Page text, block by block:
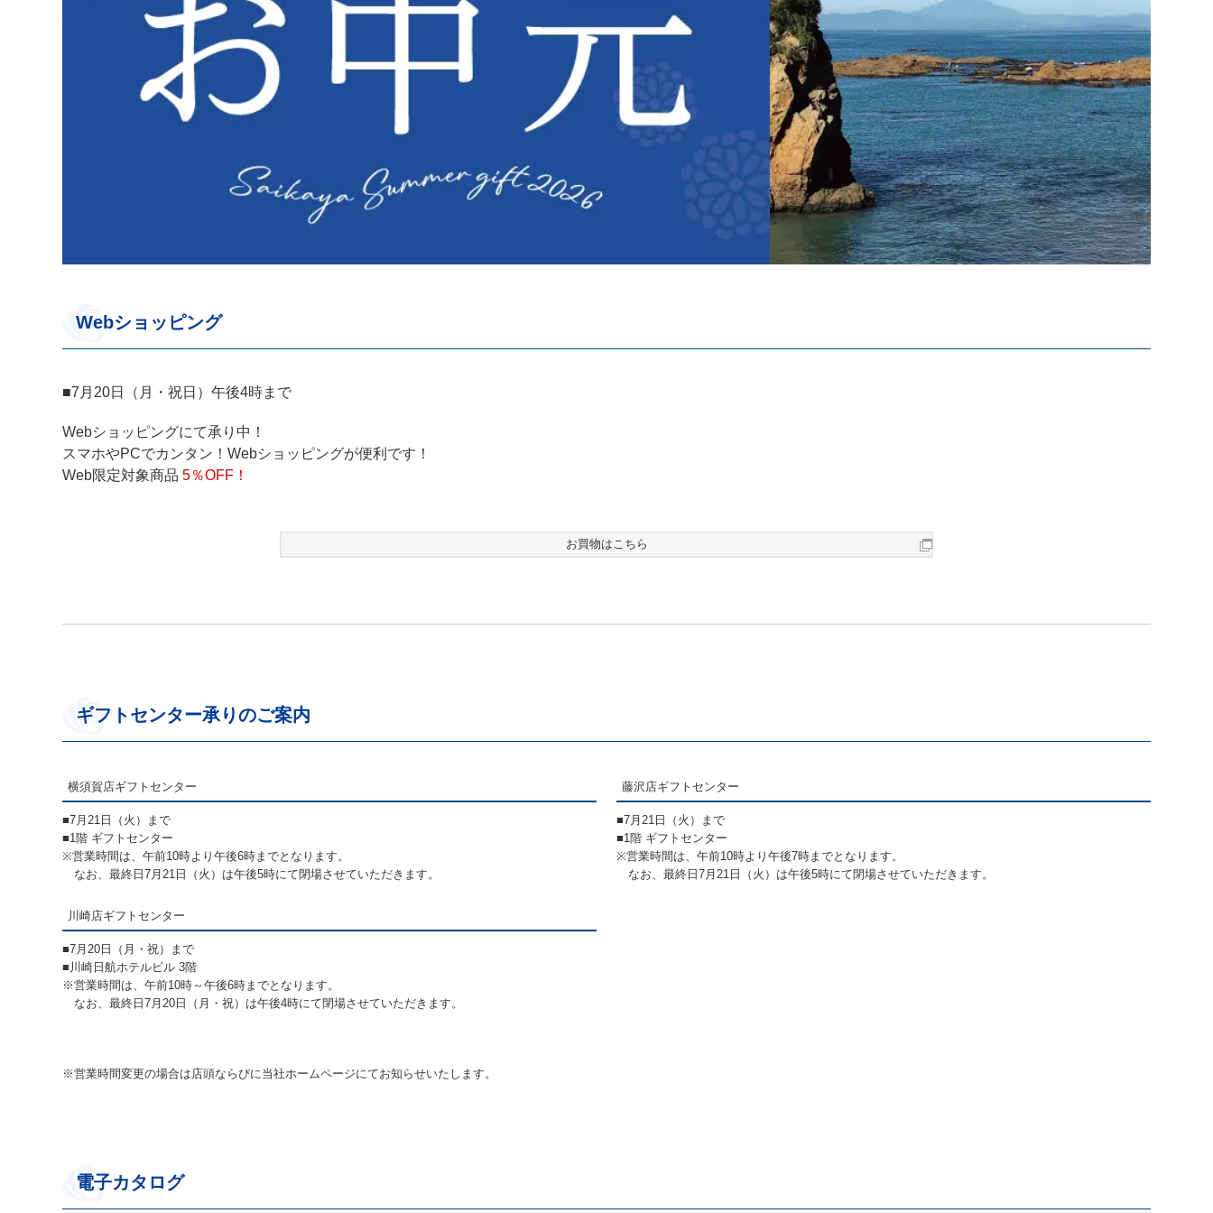
Webショッピング
■7月20日（月・祝日）午後4時まで
Webショッピングにて承り中！
スマホやPCでカンタン！Webショッピングが便利です！
Web限定対象商品 5％OFF！
お買物はこちら
ギフトセンター承りのご案内
横須賀店ギフトセンター
■7月21日（火）まで
■1階 ギフトセンター
※営業時間は、午前10時より午後6時までとなります。
なお、最終日7月21日（火）は午後5時にて閉場させていただきます。
藤沢店ギフトセンター
■7月21日（火）まで
■1階 ギフトセンター
※営業時間は、午前10時より午後7時までとなります。
なお、最終日7月21日（火）は午後5時にて閉場させていただきます。
川崎店ギフトセンター
■7月20日（月・祝）まで
■川崎日航ホテルビル 3階
※営業時間は、午前10時～午後6時までとなります。
なお、最終日7月20日（月・祝）は午後4時にて閉場させていただきます。
※営業時間変更の場合は店頭ならびに当社ホームページにてお知らせいたします。
電子カタログ